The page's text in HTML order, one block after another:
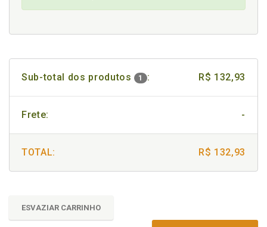
Sub-total dos produtos 1 : R$ 132,93
Frete: -
TOTAL: R$ 132,93
ESVAZIAR CARRINHO